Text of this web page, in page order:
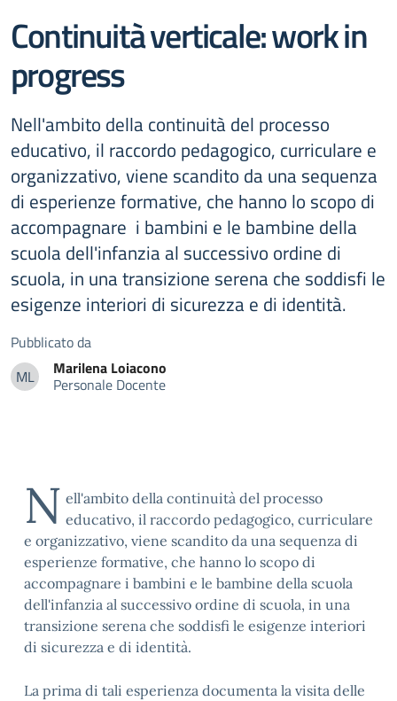
Continuità verticale: work in
progress
Nell'ambito della continuità del processo
educativo, il raccordo pedagogico, curriculare e
organizzativo, viene scandito da una sequenza
di esperienze formative, che hanno lo scopo di
accompagnare i bambini e le bambine della
scuola dell'infanzia al successivo ordine di
scuola, in una transizione serena che soddisfi le
esigenze interiori di sicurezza e di identità.
Pubblicato da
ML
Marilena Loiacono
Marilena Loiacono
Personale Docente
N ell'ambito della continuità del processo
educativo, il raccordo pedagogico, curriculare
e organizzativo, viene scandito da una sequenza di
esperienze formative, che hanno lo scopo di
accompagnare i bambini e le bambine della scuola
dell'infanzia al successivo ordine di scuola, in una
transizione serena che soddisfi le esigenze interiori
di sicurezza e di identità.
La prima di tali esperienza documenta la visita delle